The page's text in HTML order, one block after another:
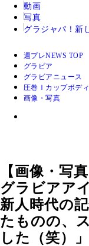
動画
写真
グラジャパ！ 新
週プレNEWS TOP
グラビア
グラビアニュース
圧巻Ｉカップボデ
画像・写真
【画像・写
グラビアア
新人時代の
たものの、
した（笑）